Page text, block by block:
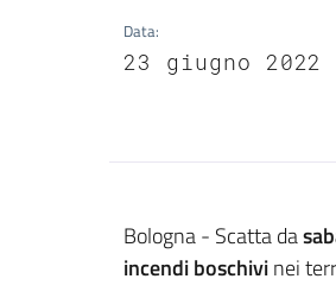
Data:
23 giugno 2022
Contenuto
Bologna - Scatta da
incendi boschivinei